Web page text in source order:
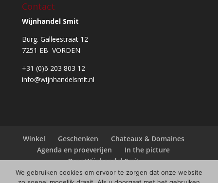
Contact
Wijnhandel Smit
Burg. Galleestraat 12
7251 EB VORDEN
+31 (0)6 203 803 12
info@wijnhandelsmit.nl
Winkel Geschenken
Chateaux & Domaines
Agenda en proeverijen
In the picture
Over Wijnhandel Smit
We gebruiken cookies om ervoor te zorgen dat onze website